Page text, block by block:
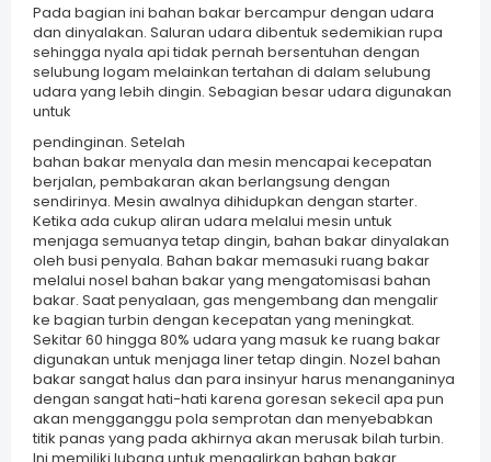
Pada bagian ini bahan bakar bercampur dengan udara
dan dinyalakan. Saluran udara dibentuk sedemikian rupa
sehingga nyala api tidak pernah bersentuhan dengan
selubung logam melainkan tertahan di dalam selubung
udara yang lebih dingin. Sebagian besar udara digunakan
untuk
pendinginan. Setelah
bahan bakar menyala dan mesin mencapai kecepatan
berjalan, pembakaran akan berlangsung dengan
sendirinya. Mesin awalnya dihidupkan dengan starter.
Ketika ada cukup aliran udara melalui mesin untuk
menjaga semuanya tetap dingin, bahan bakar dinyalakan
oleh busi penyala. Bahan bakar memasuki ruang bakar
melalui nosel bahan bakar yang mengatomisasi bahan
bakar. Saat penyalaan, gas mengembang dan mengalir
ke bagian turbin dengan kecepatan yang meningkat.
Sekitar 60 hingga 80% udara yang masuk ke ruang bakar
digunakan untuk menjaga liner tetap dingin. Nozel bahan
bakar sangat halus dan para insinyur harus menanganinya
dengan sangat hati-hati karena goresan sekecil apa pun
akan mengganggu pola semprotan dan menyebabkan
titik panas yang pada akhirnya akan merusak bilah turbin.
Ini memiliki lubang untuk mengalirkan bahan bakar.